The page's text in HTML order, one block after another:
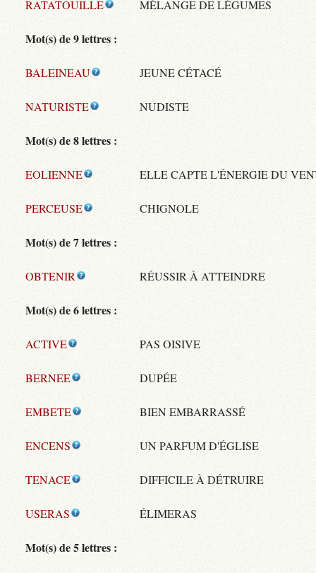
RATATOUILLE MÉLANGE DE LÉGUMES
Mot(s) de 9 lettres :
BALEINEAU JEUNE CÉTACÉ
NATURISTE NUDISTE
Mot(s) de 8 lettres :
EOLIENNE ELLE CAPTE L'ÉNERGIE DU
PERCEUSE CHIGNOLE
Mot(s) de 7 lettres :
OBTENIR RÉUSSIR À ATTEINDRE
Mot(s) de 6 lettres :
ACTIVE PAS OISIVE
BERNEE DUPÉE
EMBETE BIEN EMBARRASSÉ
ENCENS UN PARFUM D'ÉGLISE
TENACE DIFFICILE À DÉTRUIRE
USERAS ÉLIMERAS
Mot(s) de 5 lettres :